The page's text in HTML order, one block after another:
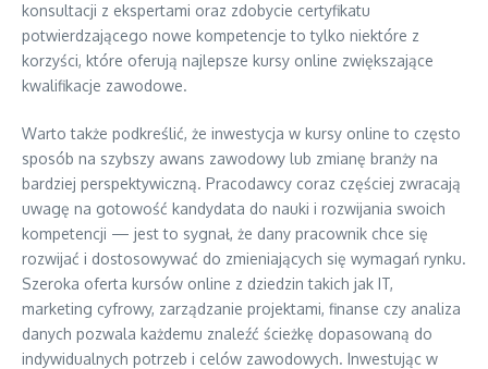
konsultacji z ekspertami oraz zdobycie certyfikatu
potwierdzającego nowe kompetencje to tylko niektóre z
korzyści, które oferują najlepsze kursy online zwiększające
kwalifikacje zawodowe.
Warto także podkreślić, że inwestycja w kursy online to często
sposób na szybszy awans zawodowy lub zmianę branży na
bardziej perspektywiczną. Pracodawcy coraz częściej zwracają
uwagę na gotowość kandydata do nauki i rozwijania swoich
kompetencji — jest to sygnał, że dany pracownik chce się
rozwijać i dostosowywać do zmieniających się wymagań rynku.
Szeroka oferta kursów online z dziedzin takich jak IT,
marketing cyfrowy, zarządzanie projektami, finanse czy analiza
danych pozwala każdemu znaleźć ścieżkę dopasowaną do
indywidualnych potrzeb i celów zawodowych. Inwestując w